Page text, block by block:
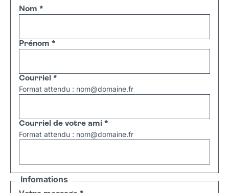
Nom *
Prénom *
Courriel *
Format attendu : nom@domaine.fr
Courriel de votre ami *
Format attendu : nom@domaine.fr
Infomations